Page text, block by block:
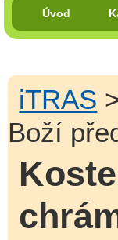
Úvod
iTRAS
Boží